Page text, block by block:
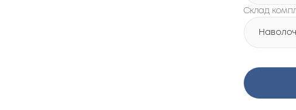
Склад